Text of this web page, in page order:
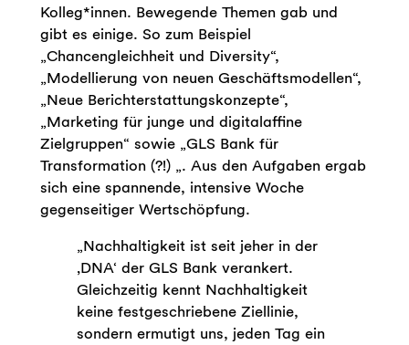
Kolleg*innen. Bewegende Themen gab und
gibt es einige. So zum Beispiel
„Chancengleichheit und Diversity“,
„Modellierung von neuen Geschäftsmodellen“,
„Neue Berichterstattungskonzepte“,
„Marketing für junge und digitalaffine
Zielgruppen“ sowie „GLS Bank für
Transformation (?!) „. Aus den Aufgaben ergab
sich eine spannende, intensive Woche
gegenseitiger Wertschöpfung.
„Nachhaltigkeit ist seit jeher in der
‚DNA‘ der GLS Bank verankert.
Gleichzeitig kennt Nachhaltigkeit
keine festgeschriebene Ziellinie,
sondern ermutigt uns, jeden Tag ein